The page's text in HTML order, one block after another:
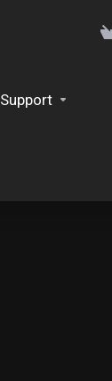
Support